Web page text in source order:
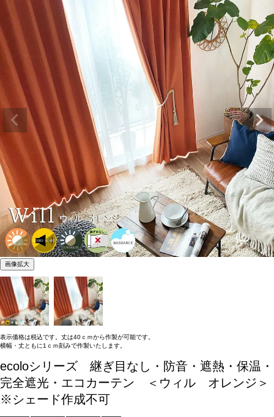
画像拡大
表示価格は税込です。丈は40ｃｍから作製が可能です。
横幅・丈ともに1ｃｍ刻みで作製いたします。
ecoloシリーズ 継ぎ目なし・防音・遮熱・保温・
完全遮光・エコカーテン ＜ウィル オレンジ＞
※シェード作成不可